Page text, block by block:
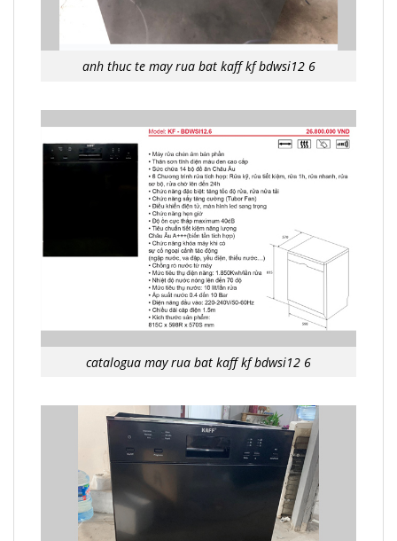
anh thuc te may rua bat kaff kf bdwsi12 6
catalogua may rua bat kaff kf bdwsi12 6